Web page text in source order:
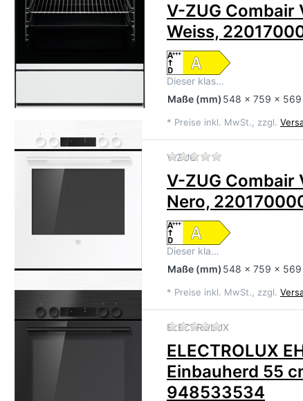
V-ZUG Combair
Weiss,
Dieser klas…
Maße (mm) 548 x 759 x 569
* Preise inkl. MwSt., zzgl.
V-ZUG Zu diesem
V-ZUG Combair
Nero,
Dieser kla…
Maße (mm) 548 x 759 x 569
* Preise inkl. MwSt., zzgl.
ELECTROLUXZu diesem
ELECTROLUX
Einbauherd 55
948533534